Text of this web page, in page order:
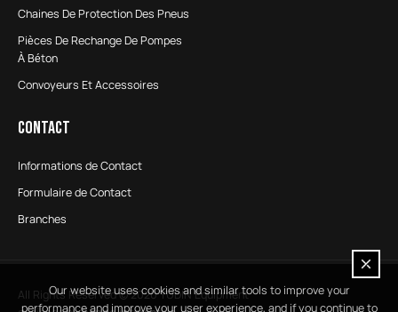
Chaines De Protection Des Pneus
Pièces De Rechange De Pompes
À Béton
Convoyeurs Et Accessoires
CONTACT
Informations de Contact
Formulaire de Contact
Branches
All Rights Reserved © 2020 YUDIN Equipment
Our website uses cookies and similar tools to improve your
performance and improve your user experience, and if you continue to